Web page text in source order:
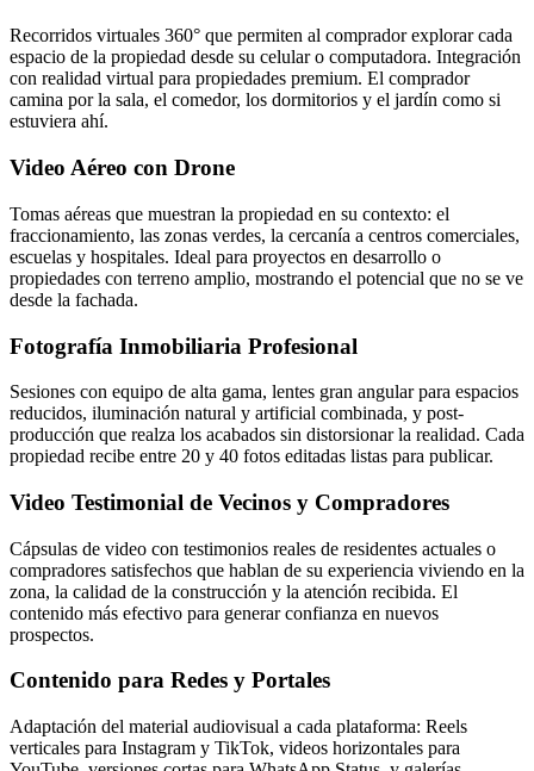
Recorridos virtuales 360° que permiten al comprador explorar cada
espacio de la propiedad desde su celular o computadora. Integración
con realidad virtual para propiedades premium. El comprador
camina por la sala, el comedor, los dormitorios y el jardín como si
estuviera ahí.
Video Aéreo con Drone
Tomas aéreas que muestran la propiedad en su contexto: el
fraccionamiento, las zonas verdes, la cercanía a centros comerciales,
escuelas y hospitales. Ideal para proyectos en desarrollo o
propiedades con terreno amplio, mostrando el potencial que no se ve
desde la fachada.
Fotografía Inmobiliaria Profesional
Sesiones con equipo de alta gama, lentes gran angular para espacios
reducidos, iluminación natural y artificial combinada, y post-
producción que realza los acabados sin distorsionar la realidad. Cada
propiedad recibe entre 20 y 40 fotos editadas listas para publicar.
Video Testimonial de Vecinos y Compradores
Cápsulas de video con testimonios reales de residentes actuales o
compradores satisfechos que hablan de su experiencia viviendo en la
zona, la calidad de la construcción y la atención recibida. El
contenido más efectivo para generar confianza en nuevos
prospectos.
Contenido para Redes y Portales
Adaptación del material audiovisual a cada plataforma: Reels
verticales para Instagram y TikTok, videos horizontales para